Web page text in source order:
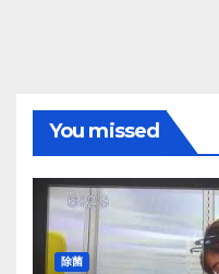
You missed
除菌